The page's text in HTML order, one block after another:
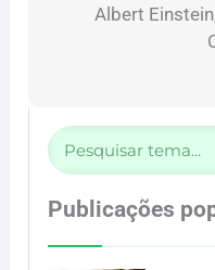
Albert
Pesquisar
Publicações